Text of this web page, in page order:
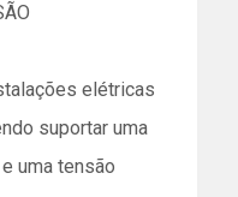
elétricas
suportar uma
uma tensão